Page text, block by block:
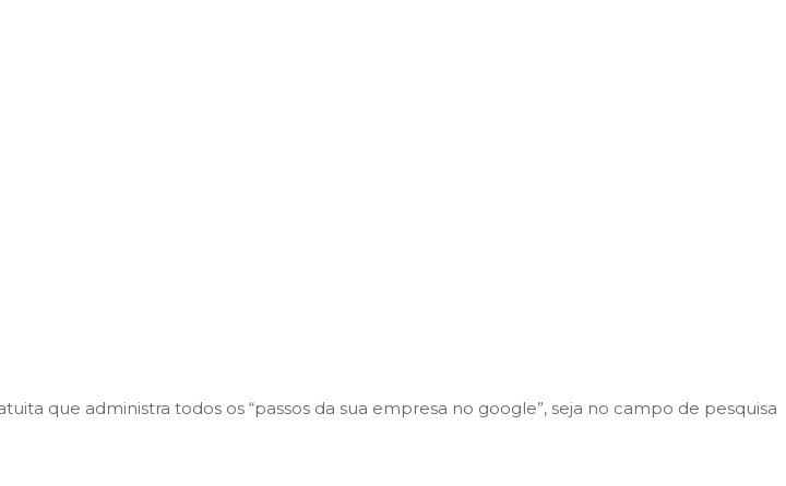
que administra todos os “passos da sua empresa no google”, seja no campo de pesquisa